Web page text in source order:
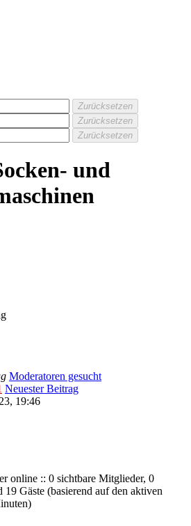
Zurücksetzen
Zurücksetzen
Zurücksetzen
und
Moderatoren gesucht
Neuester Beitrag
19:46
online :: 0 sichtbare Mitglieder, 0
Gäste (basierend auf den aktiven